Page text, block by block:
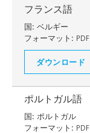
フランス語
国: ベルギー
フォーマット: PDF
ダウンロード
ポルトガル語
国: ポルトガル
フォーマット: PDF